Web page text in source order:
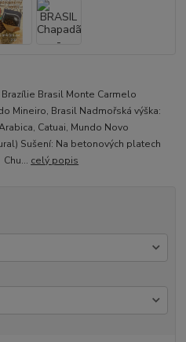
Brasil Monte Carmelo
Mineiro, Brasil Nadmořská výška:
Catuai, Mundo Novo
Sušení: Na betonových platech
celý popis